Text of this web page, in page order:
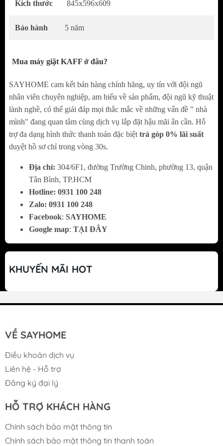
người, được ứng dụng công nghệ sấy cưỡng
(AL) kết hợp cùng khả năng đảo chiều lồng
quả hơn (Two Way Tumbling) và công suất
mạnh mẽ 1000W cho hiệu suất sấy khô quần
áo nhanh chóng, tiết kiệm điện năng và thời
gian hiệu quả, được trang bị động cơ Motor
Pump và máy nén Compressor motor kiểu
PSC không sử dụng chổi than EcoSilence
Drive, cho khả năng vận hành êm ái và ổn
định, với độ ồn chỉ 65dB không gây ảnh
hưởng sinh hoạt. Máy được tích hợp nhiều
tính năng tiện ích: Hệ thống cảm biến sấy an
hiện lỗi khi sử dụng; Khóa trẻ em an toàn;
Hiện thị chu trình sấy; Chức năng hẹn giờ lên
Kích thước 845x596x609
Bảo hành 5 năm
Mua máy giặt KAFF ở đâu?
SAYHOME cam kết bán hàng chính hãng, uy tín với đội ngũ
nhân viên chuyên nghiệp, am hiểu về sản phẩm, đội ngũ kỹ thuật
lành nghề, có thể giải đáp mọi thắc mắc về những vấn đề " nhà
mình" đang quan tâm cùng dịch vụ lắp đặt hậu mãi ân cần. Hỗ
trợ đa dạng hình thức thanh toán đặc biệt trả góp 0% lãi suất
duyệt hồ sơ chỉ trong vòng 30s.
Địa chỉ: 304/6F1, đường Trường Chinh, phường 13, quận
Tân Bình, TP.HCM
Hotline: 0931 100 248
Zalo: 0931 100 248
Facebook: SAYHOME
Google map: TẠI ĐÂY
KHUYẾN MÃI HOT
VỀ SAYHOME
Điều khoản dịch vụ
Liên hệ - Hỗ trợ
Đăng ký đại lý
HỖ TRỢ KHÁCH HÀNG
Chính sách bảo mật thông tin
Chính sách bảo mật thông tin thanh toán